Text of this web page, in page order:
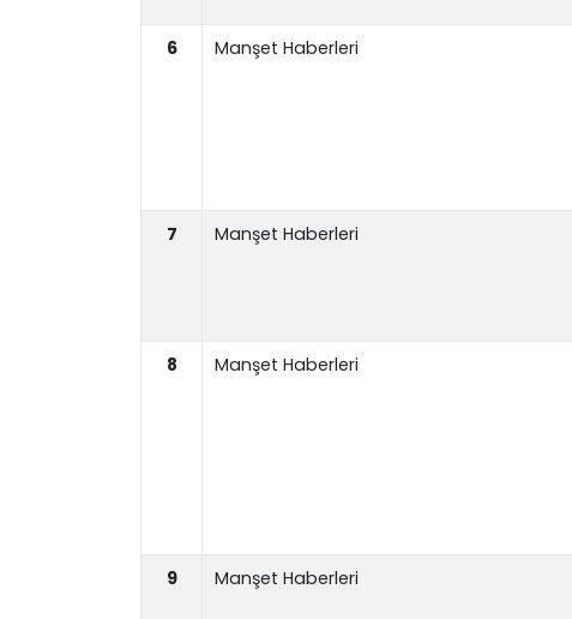
6 Manşet Haberleri
7 Manşet Haberleri
8 Manşet Haberleri
9 Manşet Haberleri